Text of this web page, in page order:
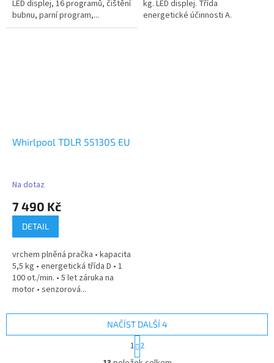
LED displej, 16 programů, čištění
bubnu, parní program,...
kg. LED displej. Třída
energetické účinnosti A.
Whirlpool TDLR 55130S EU
Na dotaz
7 490 Kč
DETAIL
vrchem plněná pračka • kapacita
5,5 kg • energetická třída D • 1
100 ot./min. • 5 let záruka na
motor • senzorová...
O
NAČÍST DALŠÍ 4
S
t
1 2